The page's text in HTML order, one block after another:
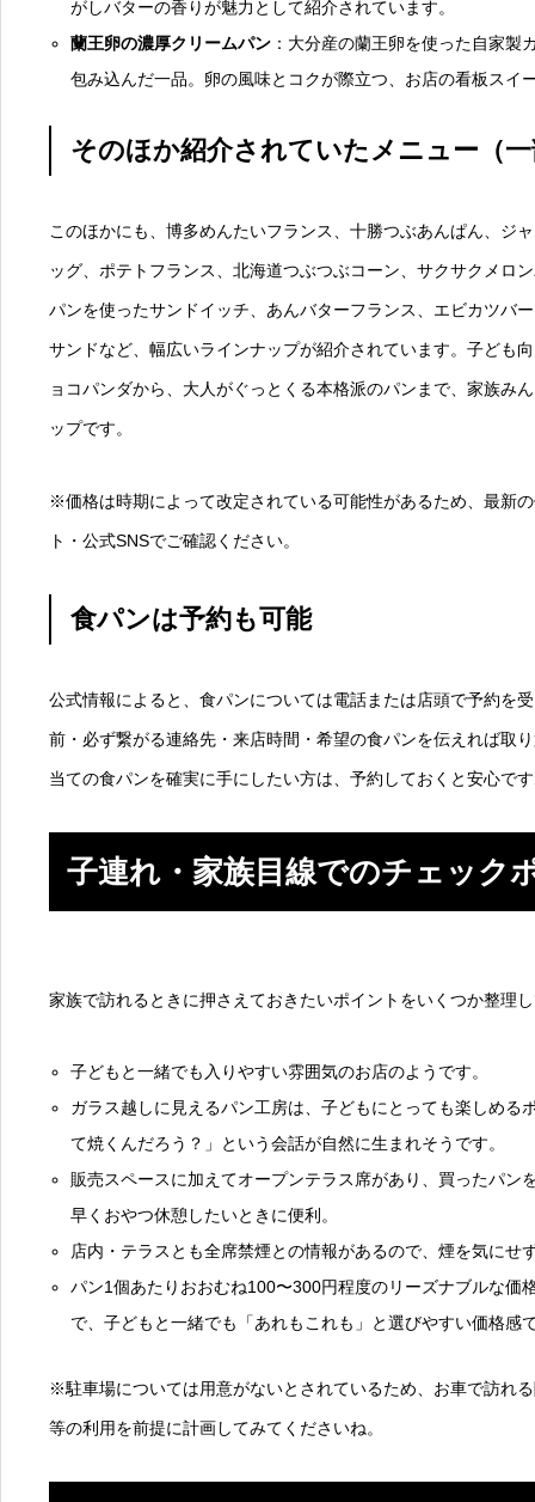
がしバターの香りが魅力として紹介されています。
蘭王卵の濃厚クリームパン ：大分産の蘭王卵を使った自家製
包み込んだ一品。卵の風味とコクが際立つ、お店の看板スイ
そのほか紹介されていたメニュー（
このほかにも、博多めんたいフランス、十勝つぶあんぱん、ジ
ッグ、ポテトフランス、北海道つぶつぶコーン、サクサクメロ
パンを使ったサンドイッチ、あんバターフランス、エビカツバ
サンドなど、幅広いラインナップが紹介されています。子ども
ョコパンダから、大人がぐっとくる本格派のパンまで、家族み
ップです。
※価格は時期によって改定されている可能性があるため、最新
ト・公式SNSでご確認ください。
食パンは予約も可能
公式情報によると、食パンについては電話または店頭で予約を
前・必ず繋がる連絡先・来店時間・希望の食パンを伝えれば取
当ての食パンを確実に手にしたい方は、予約しておくと安心で
子連れ・家族目線でのチェック
家族で訪れるときに押さえておきたいポイントをいくつか整理
子どもと一緒でも入りやすい雰囲気のお店のようです。
ガラス越しに見えるパン工房は、子どもにとっても楽しめる
て焼くんだろう？」という会話が自然に生まれそうです。
販売スペースに加えてオープンテラス席があり、買ったパン
早くおやつ休憩したいときに便利。
店内・テラスとも全席禁煙との情報があるので、煙を気にせ
パン1個あたりおおむね100〜300円程度のリーズナブルな価
で、子どもと一緒でも「あれもこれも」と選びやすい価格感
※駐車場については用意がないとされているため、お車で訪れ
等の利用を前提に計画してみてくださいね。